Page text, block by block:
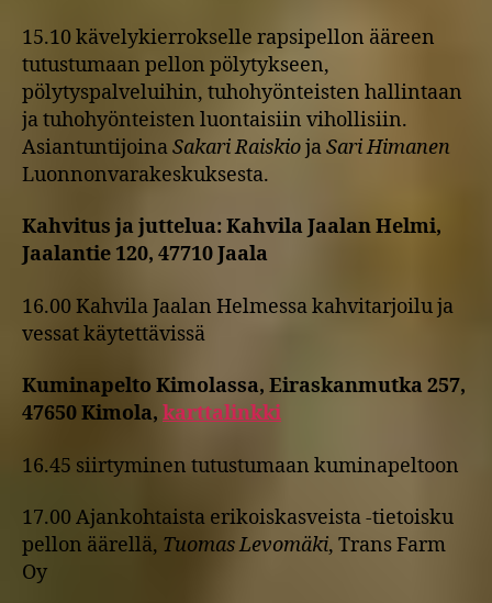
15.10 kävelykierrokselle rapsipellon ääreen
tutustumaan pellon pölytykseen,
pölytyspalveluihin, tuhohyönteisten hallintaan
ja tuhohyönteisten luontaisiin vihollisiin.
AsiantuntijoinaSakari RaiskiojaSari Himanen
Luonnonvarakeskuksesta.
Kahvitus ja juttelua: Kahvila Jaalan Helmi,
Jaalantie 120, 47710 Jaala
16.00 Kahvila Jaalan Helmessa kahvitarjoilu ja
vessat käytettävissä
Kuminapelto Kimolassa, Eiraskanmutka 257,
47650 Kimola, karttalinkki
16.45 siirtyminen tutustumaan kuminapeltoon
17.00 Ajankohtaista erikoiskasveista -tietoisku
pellon äärellä, Tuomas Levomäki, Trans Farm
Oy